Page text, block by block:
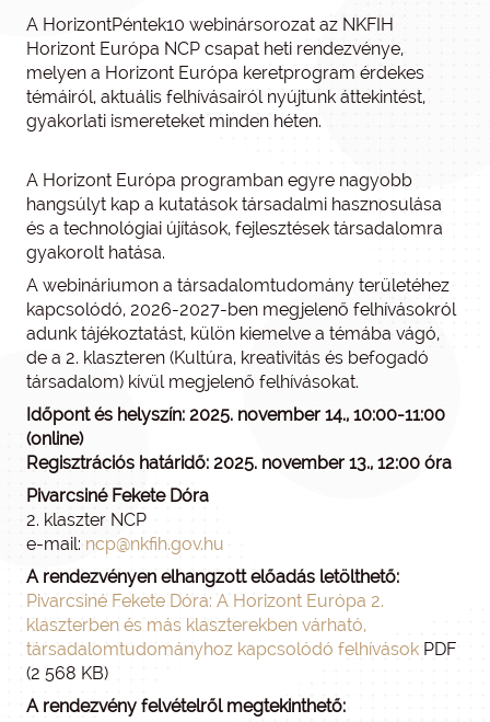
A HorizontPéntek10 webinársorozat az NKFIH
Horizont Európa NCP csapat heti rendezvénye,
melyen a Horizont Európa keretprogram érdekes
témáiról, aktuális felhívásairól nyújtunk áttekintést,
gyakorlati ismereteket minden héten.
A Horizont Európa programban egyre nagyobb
hangsúlyt kap a kutatások társadalmi hasznosulása
és a technológiai újítások, fejlesztések társadalomra
gyakorolt hatása.
A webináriumon a társadalomtudomány területéhez
kapcsolódó, 2026-2027-ben megjelenő felhívásokról
adunk tájékoztatást, külön kiemelve a témába vágó,
de a 2. klaszteren (Kultúra, kreativitás és befogadó
társadalom) kívül megjelenő felhívásokat.
Időpont és helyszín: 2025. november 14., 10:00-11:00
(online)
Regisztrációs határidő: 2025. november 13., 12:00 óra
Pivarcsiné Fekete Dóra
2. klaszter NCP
e-mail: ncp@nkfih.gov.hu
A rendezvényen elhangzott előadás letölthető:
Pivarcsiné Fekete Dóra: A Horizont Európa 2.
klaszterben és más klaszterekben várható,
társadalomtudományhoz kapcsolódó felhívások PDF
(2 568 KB)
A rendezvény felvételről megtekinthető: